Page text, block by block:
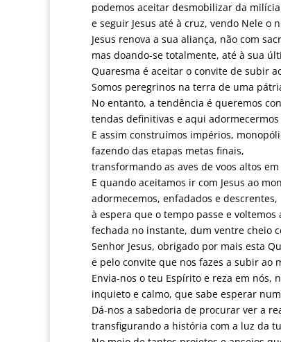
podemos aceitar desmobilizar da
e seguir Jesus até à cruz, vendo Nele o
Jesus renova a sua aliança, não com
mas doando-se totalmente, até à sua
Quaresma é aceitar o convite de subir
Somos peregrinos na terra de uma
No entanto, a tendência é queremos
tendas definitivas e aqui
E assim construímos impérios,
fazendo das etapas metas finais,
transformando as aves de voos altos
E quando aceitamos ir com Jesus ao
adormecemos, enfadados e descrentes,
à espera que o tempo passe e
fechada no instante, dum ventre cheio
Senhor Jesus, obrigado por mais esta
e pelo convite que nos fazes a subir ao
Envia-nos o teu Espírito e reza em nós,
inquieto e calmo, que sabe esperar
Dá-nos a sabedoria de procurar ver a
transfigurando a história com a luz da